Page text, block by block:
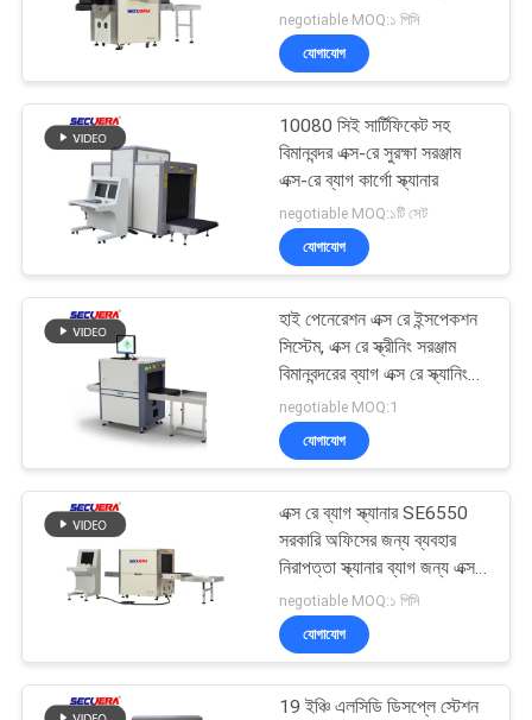
ম্যাপ
PRIVACY
POLICY
হ্যান্ড হেল্ড মেটাল ডিটেক্টর
টার্নস্টাইল ব্যারিয়ার গেট
52
দরজার ফ্রেমের ধাতু
সনাক্তকারী যন্ত্র
31
স্ক্যানার মেশিন
negotiable MOQ:১ পিসি
যোগাযোগ
10080 সিই সার্টিফিকেট সহ
বিমানবন্দর এক্স-রে সুরক্ষা সরঞ্জাম
এক্স-রে ব্যাগ কার্গো স্ক্যানার
negotiable MOQ:১টি সেট
যোগাযোগ
হাই পেনেরেশন এক্স রে ইন্সপেকশন
সিস্টেম, এক্স রে স্ক্রীনিং সরঞ্জাম
বিমানবন্দরের ব্যাগ এক্স রে স্ক্যানিং
মেশিন
negotiable MOQ:1
যোগাযোগ
এক্স রে ব্যাগ স্ক্যানার SE6550
সরকারি অফিসের জন্য ব্যবহার
নিরাপত্তা স্ক্যানার ব্যাগ জন্য এক্স
রে মেশিন বিমানবন্দর ব্যাগ স্ক্যান
negotiable MOQ:১ পিসি
যোগাযোগ
19 ইঞ্চি এলসিডি ডিসপ্লে স্টেশন